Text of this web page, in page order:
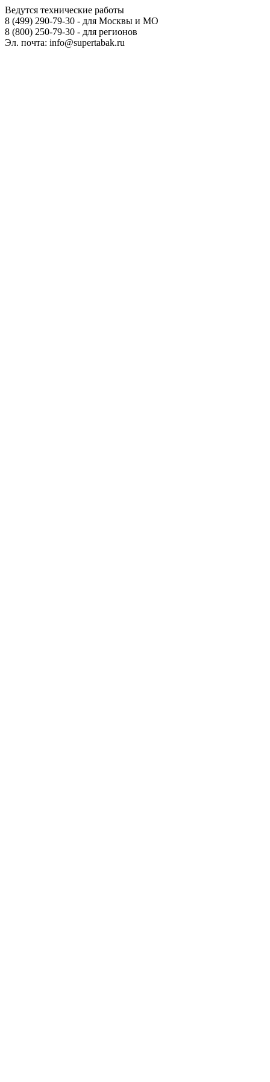
Ведутся технические работы
8 (499) 290-79-30 - для Москвы и МО
8 (800) 250-79-30 - для регионов
Эл. почта: info@supertabak.ru